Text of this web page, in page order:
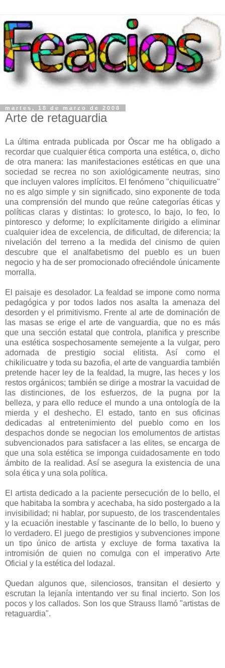
martes, 18 de marzo de 2008
Arte de retaguardia
La última entrada publicada por Óscar me ha obligado a
recordar que cualquier ética comporta una estética, o, dicho
de otra manera: las manifestaciones estéticas en que una
sociedad se recrea no son axiológicamente neutras, sino
que incluyen valores implícitos. El fenómeno "chiquilicuatre"
no es algo simple y sin significado, sino exponente de toda
una comprensión del mundo que reúne categorías éticas y
políticas claras y distintas: lo grotesco, lo bajo, lo feo, lo
pintoresco y deforme; lo explícitamente dirigido a eliminar
cualquier idea de excelencia, de dificultad, de diferencia; la
nivelación del terreno a la medida del cinismo de quien
descubre que el analfabetismo del pueblo es un buen
negocio y ha de ser promocionado ofreciéndole únicamente
morralla.
El paisaje es desolador. La fealdad se impone como norma
pedagógica y por todos lados nos asalta la amenaza del
desorden y el primitivismo. Frente al arte de dominación de
las masas se erige el arte de vanguardia, que no es más
que una sección estatal que controla, planifica y prescribe
una estética sospechosamente semejente a la vulgar, pero
adornada de prestigio social elitista. Así como el
chikilicuatre y toda su bazofia, el arte de vanguardia también
pretende hacer ley de la fealdad, la mugre, las heces y los
restos orgánicos; también se dirige a mostrar la vacuidad de
las distinciones, de los esfuerzos, de la pugna por la
belleza, y para ello reduce el mundo a una ontología de la
mierda y el deshecho. El estado, tanto en sus oficinas
dedicadas al entretenimiento del pueblo como en los
despachos donde se negocian los emolumentos de artistas
subvencionados para satisfacer a las elites, se encarga de
que una sola estética se imponga cuidadosamente en todo
ámbito de la realidad. Así se asegura la existencia de una
sola ética y una sola política.
El artista dedicado a la paciente persecución de lo bello, el
que habitaba la sombra y acechaba, ha sido postergado a la
invisibilidad; ni hablar, por supuesto, de los trascendentales
y la ecuación inestable y fascinante de lo bello, lo bueno y
lo verdadero. El juego de prestigios y subvenciones impone
un tipo único de artista y excluye de forma taxativa la
intromisión de quien no comulga con el imperativo Arte
Oficial y la estética del lodazal.
Quedan algunos que, silenciosos, transitan el desierto y
escrutan la lejanía intentando ver su final incierto. Son los
pocos y los callados. Son los que Strauss llamó "artistas de
retaguardia".